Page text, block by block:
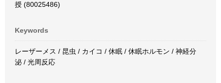
授 (80025486)
Keywords
レーザーメス / 昆虫 / カイコ / 休眠 / 休眠ホルモン / 神経分
泌 / 光周反応